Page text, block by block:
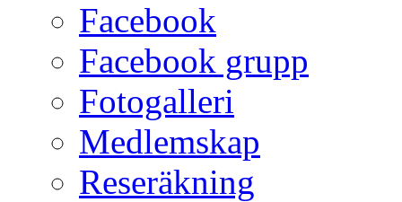
Facebook
Facebook grupp
Fotogalleri
Medlemskap
Reseräkning